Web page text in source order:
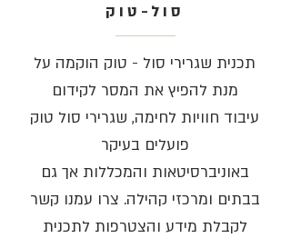
סול-טוק
תכנית שגרירי סול - טוק הוקמה על
מנת להפיץ את המסר לקידום
עיבוד חוויות לחימה, שגרירי סול טוק
פועלים בעיקר
באוניברסיטאות והמכללות אך גם
בבתים ומרכזי קהילה. צרו עמנו קשר
לקבלת מידע והצטרפות לתכנית